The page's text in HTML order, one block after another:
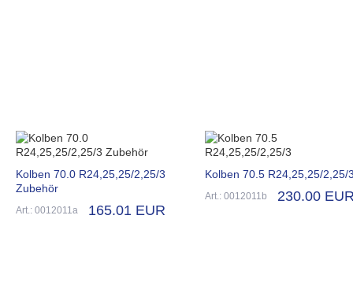
Kolben 70.0 R24,25,25/2,25/3
Zubehör
Art.: 0012011a 165.01 EUR
Kolben 70.5 R24,25,25/2,25/
Art.: 0012011b 230.00